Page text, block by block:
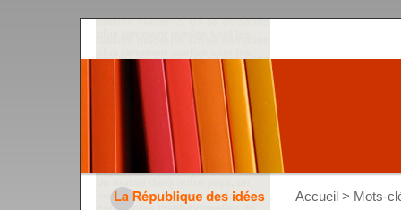
Accueil > Mots-